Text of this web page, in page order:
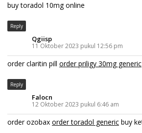
buy toradol 10mg online
Reply
Qgiisp
11 Oktober 2023 pukul 12:56 pm
order claritin pill order priligy 30mg generic
Reply
Falocn
12 Oktober 2023 pukul 6:46 am
order ozobax order toradol generic buy